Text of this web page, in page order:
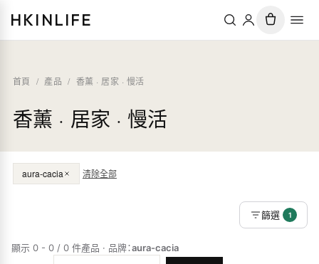
HKINLIFE
首頁 / 產品 / 香薰 · 居家 · 慢活
香薰 · 居家 · 慢活
aura-cacia 清除全部
篩選 1
顯示 0 - 0 / 0 件產品 · 品牌：aura-cacia